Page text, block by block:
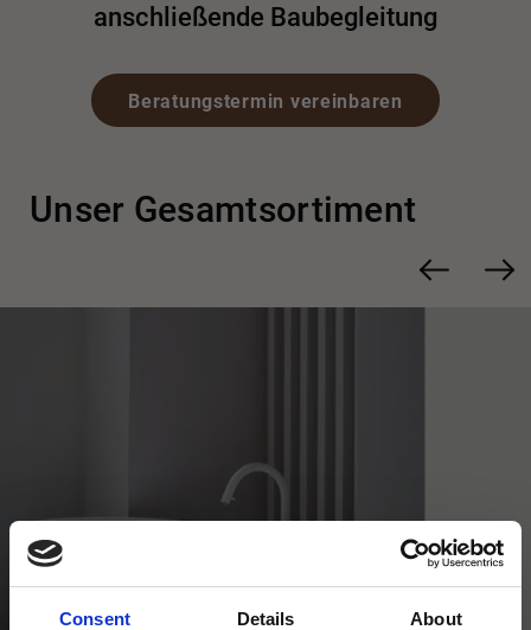
Consent Details About
anschließende Baubegleitung
Beratungstermin vereinbaren
Unser Gesamtsortiment